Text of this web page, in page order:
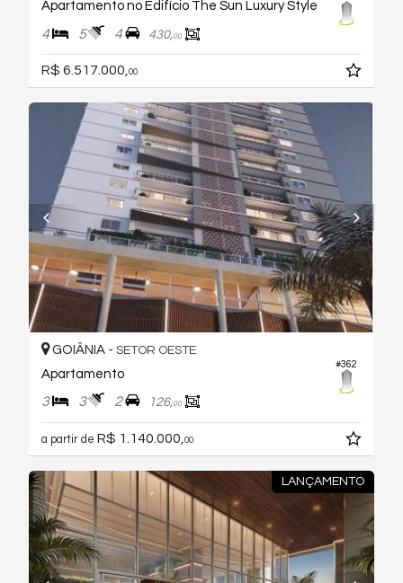
Apartamento no Edifício The Sun Luxury Style
4 5 4 430,00
R$ 6.517.000,00
#362
GOIÂNIA - SETOR OESTE
Apartamento
3 3 2 126,00
a partir de R$ 1.140.000, 00
LANÇAMENTO